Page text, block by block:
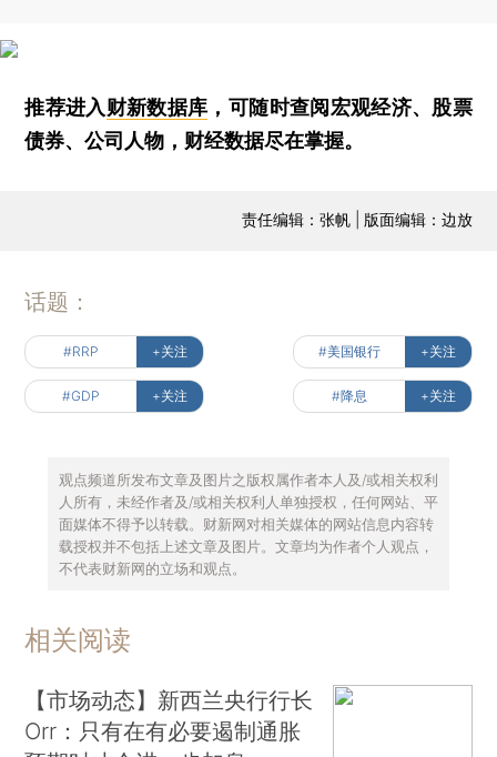
推荐进入财新数据库 ，可随时查阅宏观经济、股票
债券、公司人物，财经数据尽在掌握。
责任编辑：张帆 | 版面编辑：边放
话题：
#RRP +关注 #美国银行 +关注
#GDP +关注 #降息 +关注
观点频道所发布文章及图片之版权属作者本人及/或相关权利
人所有，未经作者及/或相关权利人单独授权，任何网站、平
面媒体不得予以转载。财新网对相关媒体的网站信息内容转
载授权并不包括上述文章及图片。文章均为作者个人观点，
不代表财新网的立场和观点。
相关阅读
【市场动态】新西兰央行行长
Orr：只有在有必要遏制通胀